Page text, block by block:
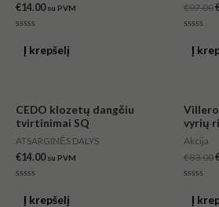
€14.00 su PVM
Į krepšelį
€97.00
Į
CEDO klozetų dangčiu
tvirtinimai SQ
ATSARGINĖS DALYS
€14.00 su PVM
Į krepšelį
vyrių
Akcija
€83.00
Į